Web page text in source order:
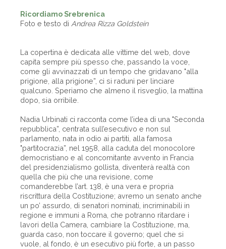
Ricordiamo Srebrenica
Foto e testo di Andrea Rizza Goldstein
La copertina è dedicata alle vittime del web, dove
capita sempre più spesso che, passando la voce,
come gli avvinazzati di un tempo che gridavano "alla
prigione, alla prigione”, ci si raduni per linciare
qualcuno. Speriamo che almeno il risveglio, la mattina
dopo, sia orribile.
Nadia Urbinati ci racconta come l’idea di una "Seconda
repubblica”, centrata sull’esecutivo e non sul
parlamento, nata in odio ai partiti, alla famosa
"partitocrazia”, nel 1958, alla caduta del monocolore
democristiano e al concomitante avvento in Francia
del presidenzialismo gollista, diventerà realtà con
quella che più che una revisione, come
comanderebbe l’art. 138, è una vera e propria
riscrittura della Costituzione; avremo un senato anche
un po’ assurdo, di senatori nominati, incriminabili in
regione e immuni a Roma, che potranno ritardare i
lavori della Camera, cambiare la Costituzione, ma,
guarda caso, non toccare il governo; quel che si
vuole, al fondo, è un esecutivo più forte, a un passo